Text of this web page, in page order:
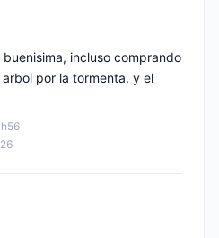
incluso comprando
por la tormenta. y el